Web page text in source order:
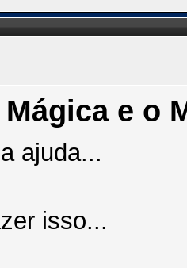
e o
ajuda...
isso...